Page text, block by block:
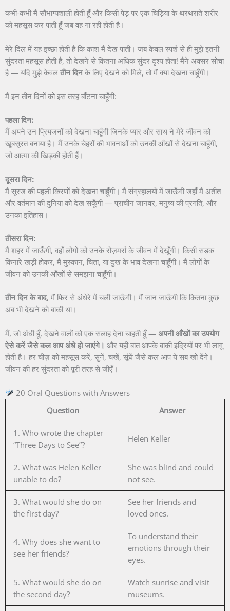
कभी-कभी मैं सौभाग्यशाली होती हूँ और किसी पेड़ पर एक चिड़िया के थरथराते शरीर
को महसूस कर पाती हूँ जब वह गा रही होती है।
मेरे दिल में यह इच्छा होती है कि काश मैं देख पाती। जब केवल स्पर्श से ही मुझे इतनी
सुंदरता महसूस होती है, तो देखने से कितना अधिक सुंदर दृश्य होता! मैंने अक्सर सोचा
है — यदि मुझे केवल तीन दिनके लिए देखने को मिले, तो मैं क्या देखना चाहूँगी।
मैं इन तीन दिनों को इस तरह बाँटना चाहूँगी:
पहला दिन:
मैं अपने उन प्रियजनों को देखना चाहूँगी जिनके प्यार और साथ ने मेरे जीवन को
खूबसूरत बनाया है। मैं उनके चेहरों की भावनाओं को उनकी आँखों से देखना चाहूँगी,
जो आत्मा की खिड़की होती हैं।
दूसरा दिन:
मैं सूरज की पहली किरणों को देखना चाहूँगी। मैं संग्रहालयों में जाऊँगी जहाँ मैं अतीत
और वर्तमान की दुनिया को देख सकूँगी — प्राचीन जानवर, मनुष्य की प्रगति, और
उनका इतिहास।
तीसरा दिन:
मैं शहर में जाऊँगी, वहाँ लोगों को उनके रोज़मर्रा के जीवन में देखूँगी। किसी सड़क
किनारे खड़ी होकर, मैं मुस्कान, चिंता, या दुख के भाव देखना चाहूँगी। मैं लोगों के
जीवन को उनकी आँखों से समझना चाहूँगी।
तीन दिन के बाद, मैं फिर से अंधेरे में चली जाऊँगी। मैं जान जाऊँगी कि कितना कुछ
अब भी देखने को बाकी था।
मैं, जो अंधी हूँ, देखने वालों को एक सलाह देना चाहती हूँ — अपनी आँखों का उपयोग
ऐसे करें जैसे कल आप अंधे हो जाएंगे। और यही बात आपके बाकी इंद्रियों पर भी लागू
होती है। हर चीज़ को महसूस करें, सुनें, चखें, सूंघें जैसे कल आप ये सब खो देंगे।
जीवन की हर सुंदरता को पूरी तरह से जीएँ।
20 Oral Questions with Answers
Question
Answer
1. Who wrote the chapter
“Three Days to See”?
Helen Keller
2. What was Helen Keller
unable to do?
She was blind and could
not see.
3. What would she do on
the first day?
See her friends and
loved ones.
4. Why does she want to
see her friends?
To understand their
emotions through their
eyes.
5. What would she do on
the second day?
Watch sunrise and visit
museums.